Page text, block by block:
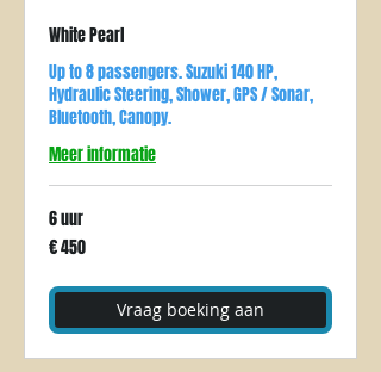
White Pearl
Up to 8 passengers. Suzuki 140 HP,
Hydraulic Steering, Shower, GPS / Sonar,
Bluetooth, Canopy.
Meer informatie
6 uur
450
euro
€ 450
Vraag boeking aan